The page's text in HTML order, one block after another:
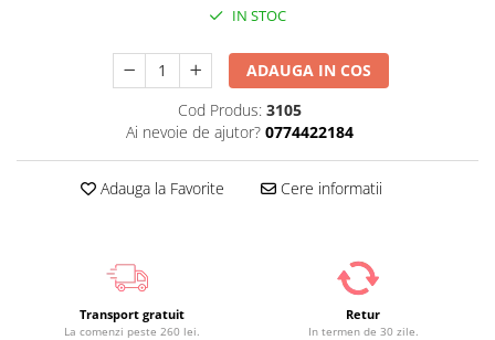
IN STOC
ADAUGA IN COS
Cod Produs: 3105
Ai nevoie de ajutor? 0774422184
Adauga la Favorite Cere informatii
Transport gratuit
La comenzi peste 260 lei.
Retur
In termen de 30 zile.